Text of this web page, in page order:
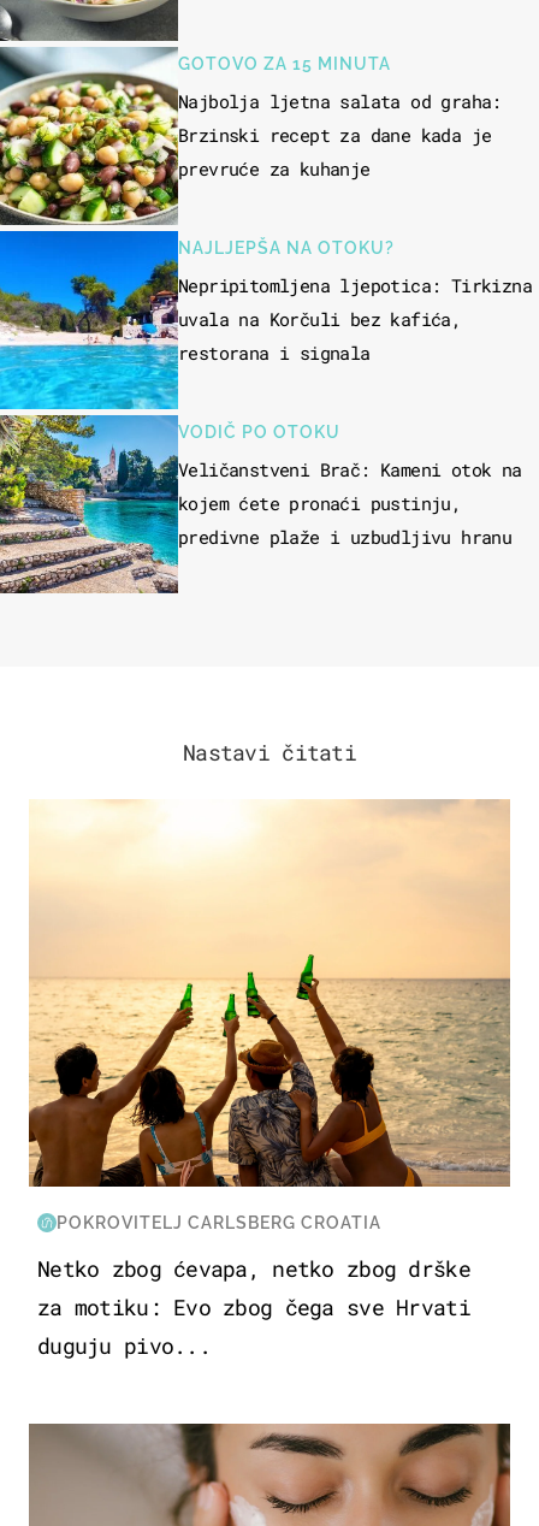
GOTOVO ZA 15 MINUTA
Najbolja ljetna salata od graha:
Brzinski recept za dane kada je
prevruće za kuhanje
NAJLJEPŠA NA OTOKU?
Nepripitomljena ljepotica: Tirkizna
uvala na Korčuli bez kafića,
restorana i signala
VODIČ PO OTOKU
Veličanstveni Brač: Kameni otok na
kojem ćete pronaći pustinju,
predivne plaže i uzbudljivu hranu
Nastavi čitati
POKROVITELJ CARLSBERG CROATIA
Netko zbog ćevapa, netko zbog drške
za motiku: Evo zbog čega sve Hrvati
duguju pivo...
MODA & LJEPOTA